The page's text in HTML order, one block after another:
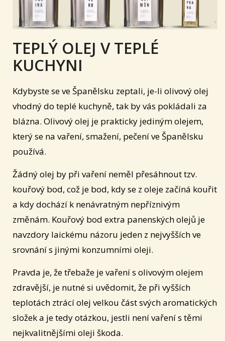
TEPLÝ OLEJ V TEPLÉ
KUCHYNI
Kdybyste se ve Španělsku zeptali, je-li olivový olej
vhodný do teplé kuchyně, tak by vás pokládali za
blázna. Olivový olej je prakticky jediným olejem,
který se na vaření, smažení, pečení ve Španělsku
používá.
Žádný olej by při vaření neměl přesáhnout tzv.
kouřový bod, což je bod, kdy se z oleje začíná kouřit
a kdy dochází k nenávratným nepříznivým
změnám. Kouřový bod extra panenských olejů je
navzdory laickému názoru jeden z nejvyšších ve
srovnání s jinými konzumními oleji.
Pravda je, že třebaže je vaření s olivovým olejem
zdravější, je nutné si uvědomit, že při vyšších
teplotách ztrácí olej velkou část svých aromatických
složek a je tedy otázkou, jestli není vaření s těmi
nejkvalitnějšími oleji škoda.